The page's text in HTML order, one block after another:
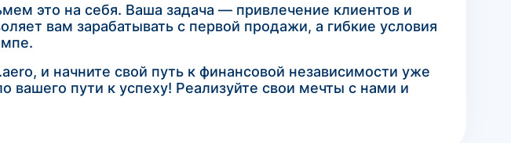
это на себя. Ваша задача — привлечение клиентов и
вам зарабатывать с первой продажи, а гибкие условия
и начните свой путь к финансовой независимости уже
вашего пути к успеху! Реализуйте свои мечты с нами и